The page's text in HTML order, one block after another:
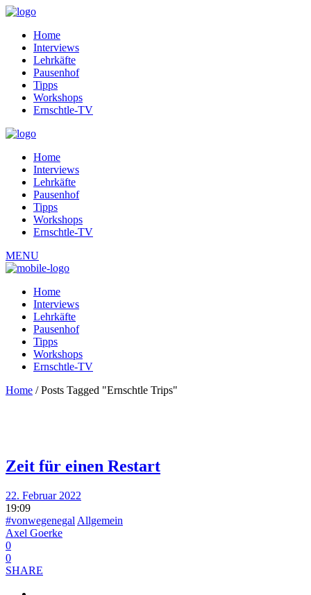
Home
Interviews
Lehrkäfte
Pausenhof
Tipps
Workshops
Ernschtle-TV
Home
Interviews
Lehrkäfte
Pausenhof
Tipps
Workshops
Ernschtle-TV
MENU
Home
Interviews
Lehrkäfte
Pausenhof
Tipps
Workshops
Ernschtle-TV
Home /Posts Tagged "Ernschtle Trips"
Zeit für einen Restart
22. Februar 2022
19:09
#vonwegenegal Allgemein
Axel Goerke
0
0
SHARE